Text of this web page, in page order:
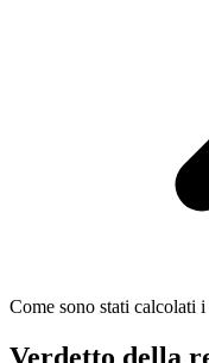
Come sono stati calcolati
Verdetto della